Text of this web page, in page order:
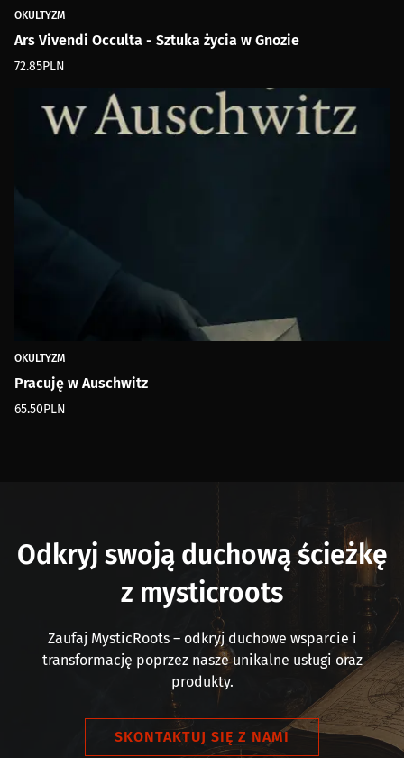
OKULTYZM
Ars Vivendi Occulta - Sztuka życia w Gnozie
72.85PLN
OKULTYZM
Pracuję w Auschwitz
65.50PLN
Odkryj swoją duchową ścieżkę
z mysticroots
Zaufaj MysticRoots – odkryj duchowe wsparcie i
transformację poprzez nasze unikalne usługi oraz
produkty.
SKONTAKTUJ SIĘ Z NAMI